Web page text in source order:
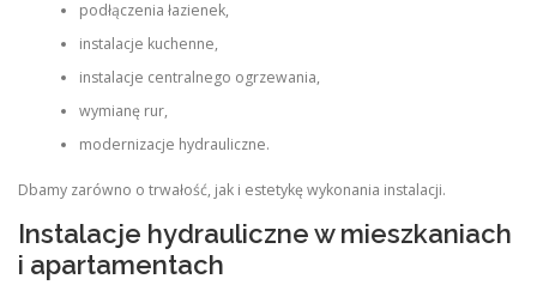
podłączenia łazienek,
instalacje kuchenne,
instalacje centralnego ogrzewania,
wymianę rur,
modernizacje hydrauliczne.
Dbamy zarówno o trwałość, jak i estetykę wykonania instalacji.
Instalacje hydrauliczne w mieszkaniach
i apartamentach